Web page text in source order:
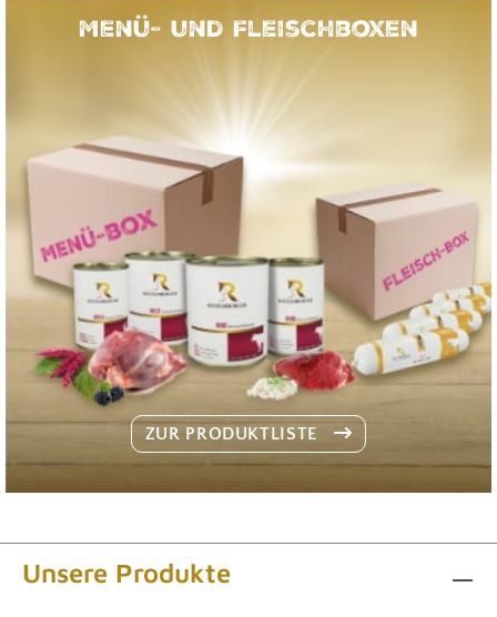
Menü- und Fleischboxen
ZUR PRODUKTLISTE
Unsere Produkte